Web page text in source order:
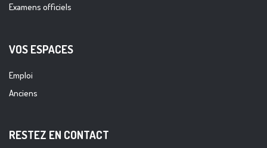
Examens officiels
VOS ESPACES
Emploi
Anciens
RESTEZ EN CONTACT